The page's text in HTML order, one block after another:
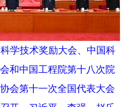
院物理研究所陈立泉
四研究所贲德院士颁
手表示祝贺。随后，
位最高奖获得者一
国家技术发明奖、国
共和国国际科学技术